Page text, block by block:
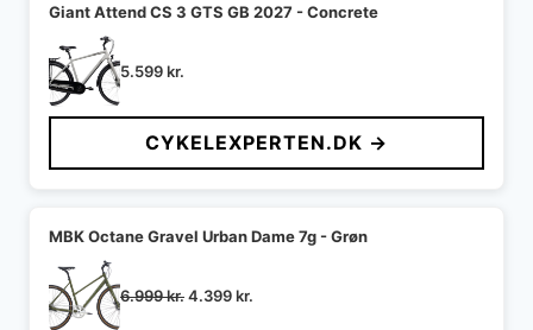
Giant Attend CS 3 GTS GB 2027 - Concrete
5.599kr.
CYKELEXPERTEN.DK →
MBK Octane Gravel Urban Dame 7g - Grøn
6.999kr.Den
4.399kr.